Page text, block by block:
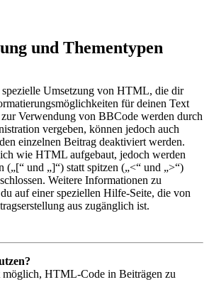
und Thementypen
Umsetzung von HTML, die dir
für deinen Text
Verwendung von BBCode werden durch
vergeben, können jedoch auch
einzelnen Beitrag deaktiviert werden.
wie HTML aufgebaut, jedoch werden
(„[“ und „]“) statt spitzen („<“ und „>“)
Weitere Informationen zu
auf einer speziellen Hilfe-Seite, die von
aus zugänglich ist.
möglich, HTML-Code in Beiträgen zu